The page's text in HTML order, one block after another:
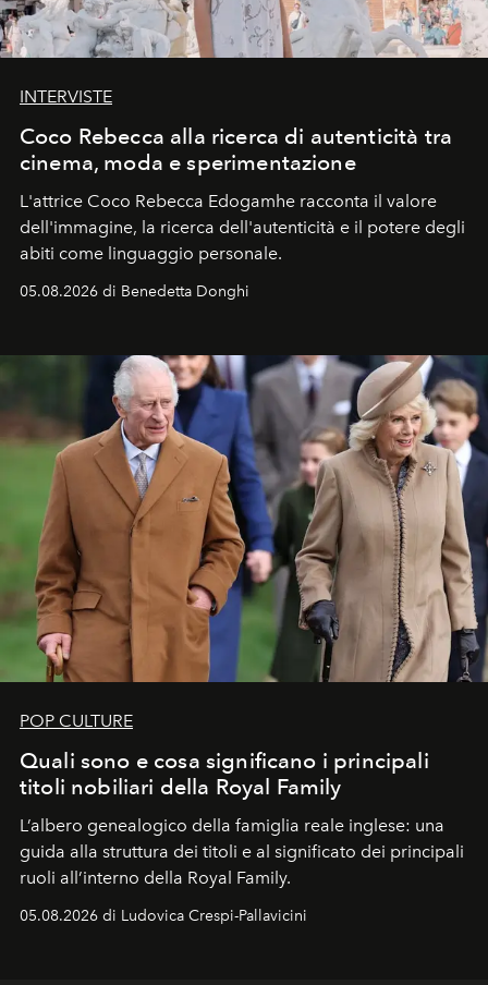
INTERVISTE
Coco Rebecca alla ricerca di autenticità tra
cinema, moda e sperimentazione
L'attrice Coco Rebecca Edogamhe racconta il valore
dell'immagine, la ricerca dell'autenticità e il potere degli
abiti come linguaggio personale.
05.08.2026 di Benedetta Donghi
POP CULTURE
Quali sono e cosa significano i principali
titoli nobiliari della Royal Family
L’albero genealogico della famiglia reale inglese: una
guida alla struttura dei titoli e al significato dei principali
ruoli all’interno della Royal Family.
05.08.2026 di Ludovica Crespi-Pallavicini